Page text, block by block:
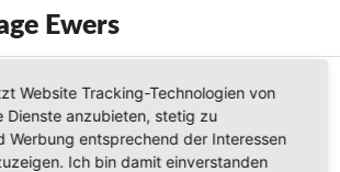
Ewers
für 2 bis 7 Personen
Schüttenhörn 9, Tel. (0 48 33) 7 90,
ewers.de,www.familie-ewers.de
Website Tracking-Technologien von
Dienste anzubieten, stetig zu
Werbung entsprechend der Interessen
Ich bin damit einverstanden